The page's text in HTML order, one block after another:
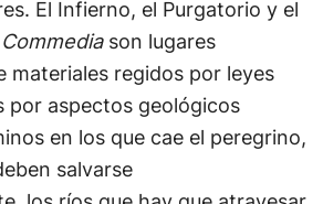
El Infierno, el Purgatorio y el
Commediason lugares
materiales regidos por leyes
por aspectos geológicos
en los que cae el peregrino,
salvarse